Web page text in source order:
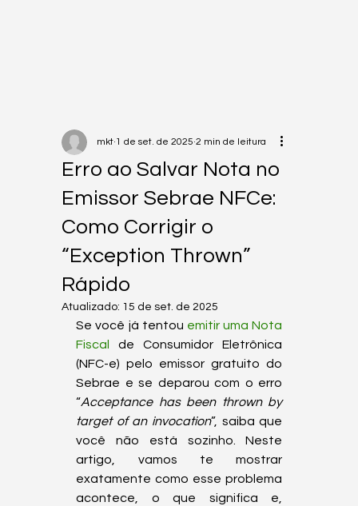
Erro ao Salvar Nota no
Emissor Sebrae NFCe:
Como Corrigir o
“Exception Thrown”
Rápido
mkt 1 de set. de 2025 2 min de leitura
Atualizado: 15 de set. de 2025
Se você já tentou emitir uma Nota
Fiscal
de Consumidor Eletrônica
(NFC-e) pelo emissor gratuito do
Sebrae e se deparou com o erro
“Acceptance has been thrown by
target of an invocation”, saiba que
você não está sozinho. Neste
artigo, vamos te mostrar
exatamente como esse problema
acontece, o que significa e,